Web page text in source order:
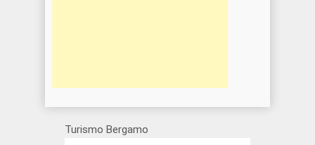
Turismo Bergamo